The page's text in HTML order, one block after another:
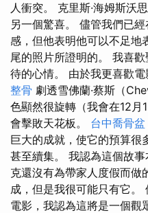
人衝突。 克里斯·海姆斯沃
另一個驚喜。 儘管我們已
感，但他表明他可以不足地
尾的照片所證明的。 我喜
待的心情。 由於我更喜歡​​
整骨 劇透雪佛蘭·蔡斯（
色顯然很旋轉（我會在12月
會擊敗天花板。 台中喬骨盆
巨大的成就，使它的預算很
甚至續集。 我認為這個故
克還沒有為帶家人度假而做
成，但是我很可能只有它。
電影，我認為這將是一個觀